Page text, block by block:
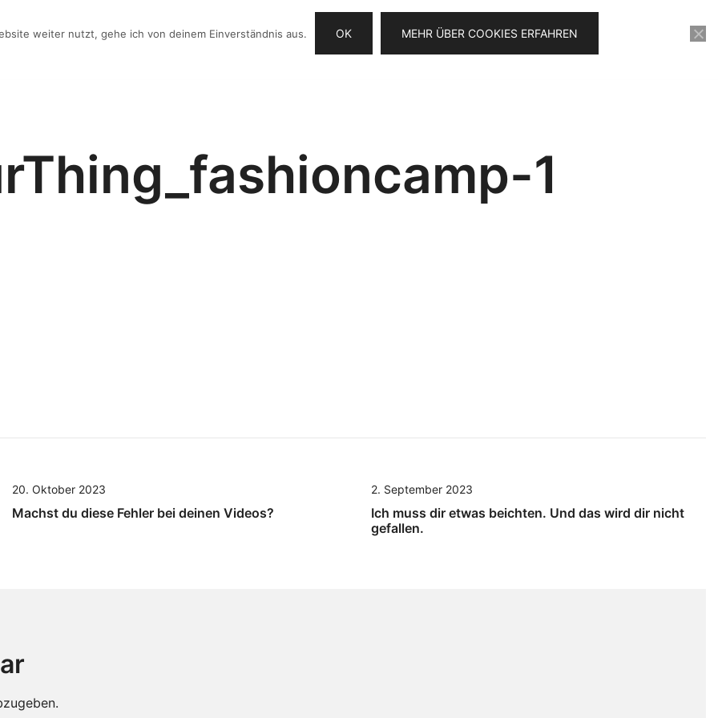
VIDEO-IDEEN CHECKLISTE ANGEBOTE KONTAKT VIDEOSERIE FÜR 0€
1
20. Oktober 2023
Machst du diese Fehler bei deinen Videos?
2. September 2023
Ich muss dir etwas beichten. Und das wird dir nicht
gefallen.
weiter nutzt, gehe ich von deinem Einverständnis aus. OK MEHR ÜBER COOKIES ERFAHREN